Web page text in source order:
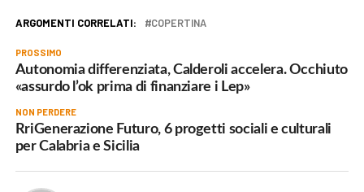
ARGOMENTI CORRELATI: COPERTINA
PROSSIMO
Autonomia differenziata, Calderoli accelera. Occhiuto
«assurdo l’ok prima di finanziare i Lep»
NON PERDERE
RriGenerazione Futuro, 6 progetti sociali e culturali
per Calabria e Sicilia